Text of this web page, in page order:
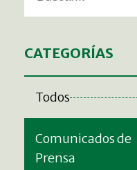
CATEGORÍAS
Todos
Comunicados de
Prensa